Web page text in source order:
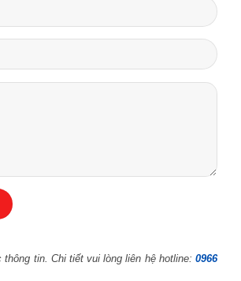
tin. Chi tiết vui lòng liên hệ hotline:0966